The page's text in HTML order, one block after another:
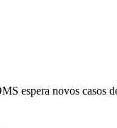
espera novos casos